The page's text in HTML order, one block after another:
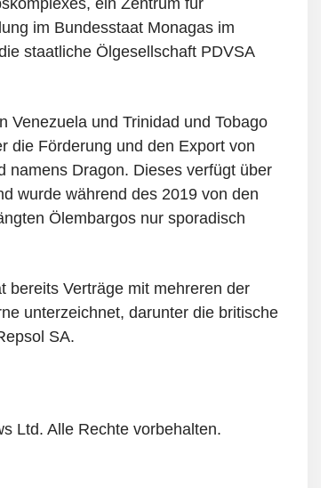
ein Zentrum für
im Bundesstaat Monagas im
staatliche Ölgesellschaft PDVSA
Venezuela und Trinidad und Tobago
die Förderung und den Export von
namens Dragon. Dieses verfügt über
wurde während des 2019 von den
Ölembargos nur sporadisch
bereits Verträge mit mehreren der
unterzeichnet, darunter die britische
SA.
Ltd. Alle Rechte vorbehalten.